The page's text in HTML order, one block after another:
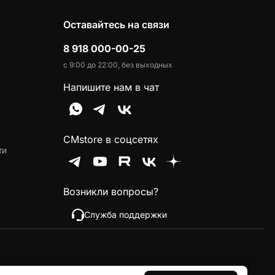
Оставайтесь на связи
8 918 000-00-25
с 9:00 до 22:00, без выходных
Напишите нам в чат
CMstore в соцсетях
Возникли вопросы?
Служба поддержки